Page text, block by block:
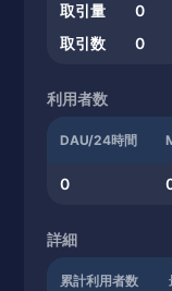
取引量 0
取引数
0
利用者数
DAU/24時間
0
詳細
累計利用者数